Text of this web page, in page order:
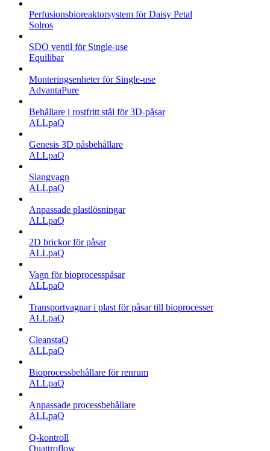
Perfusionsbioreaktorsystem för Daisy Petal
Solros
SDO ventil för Single-use
Equilibar
Monteringsenheter för Single-use
AdvantaPure
Behållare i rostfritt stål för 3D-påsar
ALLpaQ
Genesis 3D påsbehållare
ALLpaQ
Slangvagn
ALLpaQ
Anpassade plastlösningar
ALLpaQ
2D brickor för påsar
ALLpaQ
Vagn för bioprocesspåsar
ALLpaQ
Transportvagnar i plast för påsar till bioprocesser
ALLpaQ
CleanstaQ
ALLpaQ
Bioprocessbehållare för renrum
ALLpaQ
Anpassade processbehållare
ALLpaQ
Q-kontroll
Quattroflow